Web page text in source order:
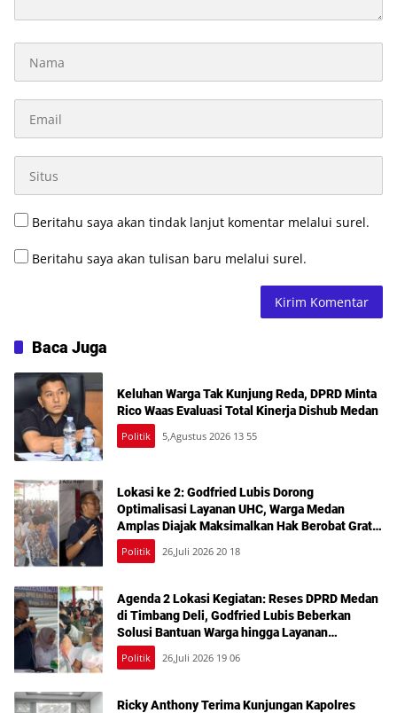
Beritahu saya akan tindak lanjut komentar melalui surel.
Beritahu saya akan tulisan baru melalui surel.
Baca Juga
Keluhan Warga Tak Kunjung Reda, DPRD Minta
Rico Waas Evaluasi Total Kinerja Dishub Medan
Politik 5,Agustus 2026 13 55
Lokasi ke 2: Godfried Lubis Dorong
Optimalisasi Layanan UHC, Warga Medan
Amplas Diajak Maksimalkan Hak Berobat Gratis
Bermodal KTP
Politik 26,Juli 2026 20 18
Agenda 2 Lokasi Kegiatan: Reses DPRD Medan
di Timbang Deli, Godfried Lubis Beberkan
Solusi Bantuan Warga hingga Layanan
Kesehatan Gratis
Politik 26,Juli 2026 19 06
Ricky Anthony Terima Kunjungan Kapolres